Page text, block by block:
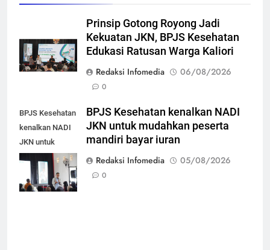
Prinsip Gotong Royong Jadi
Kekuatan JKN, BPJS Kesehatan
Edukasi Ratusan Warga Kaliori
Redaksi Infomedia
06/08/2026
0
BPJS Kesehatan
kenalkan NADI
JKN untuk
mudahkan
peserta mandiri
bayar iuran
BPJS Kesehatan kenalkan NADI
JKN untuk mudahkan peserta
mandiri bayar iuran
Redaksi Infomedia
05/08/2026
0